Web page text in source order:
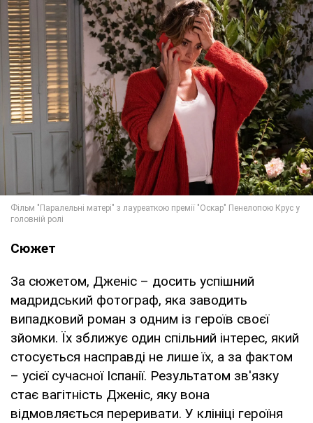
Сюжет
За сюжетом, Дженіс – досить успішний
мадридський фотограф, яка заводить
випадковий роман з одним із героїв своєї
зйомки. Їх зближує один спільний інтерес, який
стосується насправді не лише їх, а за фактом
– усієї сучасної Іспанії. Результатом зв'язку
стає вагітність Дженіс, яку вона
відмовляється переривати. У клініці героїня